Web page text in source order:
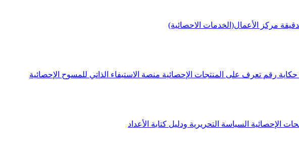
مركز الأعمال(الخدمات الاحصائية)
حكاية رقم تعرف على المنتجات الإحصائية منصة الاستيفاء الذاتي للمسوح الإحصائية
الإحصائية السياسة التحريرية ودليل كتابة الأعداد